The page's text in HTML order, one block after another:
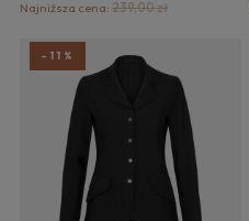
Najniższa cena: 239,00 zł
-11%